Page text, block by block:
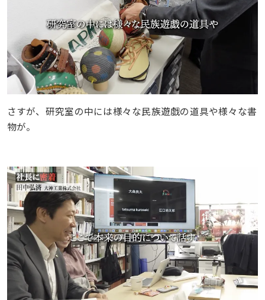
さすが、研究室の中には様々な民族遊戯の道具や様々な書
物が。